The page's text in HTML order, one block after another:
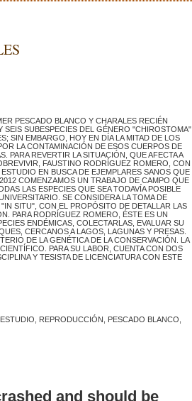
PESCADO BLANCO Y CHARALES RECIÉN
SUBESPECIES DEL GÉNERO "CHIROSTOMA",
SIN EMBARGO, HOY EN DÍA LA MITAD DE LOS
LA CONTAMINACIÓN DE ESOS CUERPOS DE
PARA REVERTIR LA SITUACIÓN, QUE AFECTA A
FAUSTINO RODRÍGUEZ ROMERO, CON
EN BUSCA DE EJEMPLARES SANOS QUE
COMENZAMOS UN TRABAJO DE CAMPO QUE
LAS ESPECIES QUE SEA TODAVÍA POSIBLE
SE CONSIDERA LA TOMA DE
SITU", CON EL PROPÓSITO DE DETALLAR LAS
PARA RODRÍGUEZ ROMERO, ÉSTE ES UN
ENDÉMICAS, COLECTARLAS, EVALUAR SU
CERCANOS A LAGOS, LAGUNAS Y PRESAS.
DE LA GENÉTICA DE LA CONSERVACIÓN. LA
PARA SU LABOR, CUENTA CON DOS
Y TESISTA DE LICENCIATURA CON ESTE
REPRODUCCIÓN, PESCADO BLANCO,
and should be